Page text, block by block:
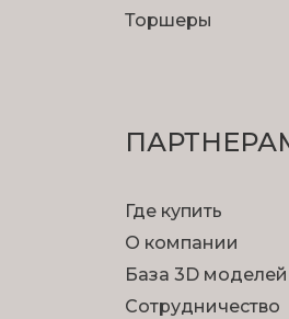
Торшеры
Где купить
О компании
База 3D моделей
Сотрудничество